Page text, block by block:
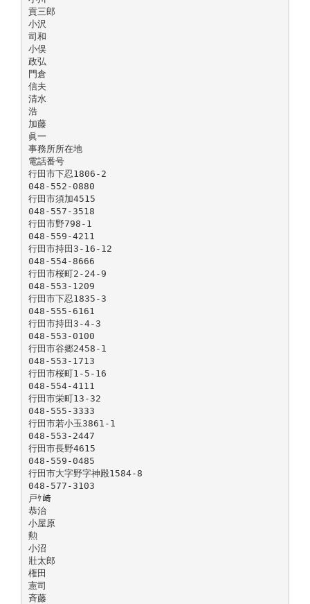
貢三郎
小沢
司和
小俣
政弘
門倉
信夫
清水
浩
加藤
眞一
事務所所在地
電話番号
行田市下忍1806-2
048-552-0880
行田市須加4515
048-557-3518
行田市野798-1
048-559-4211
行田市持田3-16-12
048-554-8666
行田市桜町2-24-9
048-553-1209
行田市下忍1835-3
048-555-6161
行田市持田3-4-3
048-553-0100
行田市谷郷2458-1
048-553-1713
行田市桜町1-5-16
048-554-4111
行田市栄町13-32
048-555-3333
行田市若小玉3861-1
048-553-2447
行田市長野4615
048-559-0485
行田市大字野字神殿1584-8
048-577-3103
戸ｹ﨑
恭治
小屋原
勲
小沼
壯太郎
権田
憲司
斉藤